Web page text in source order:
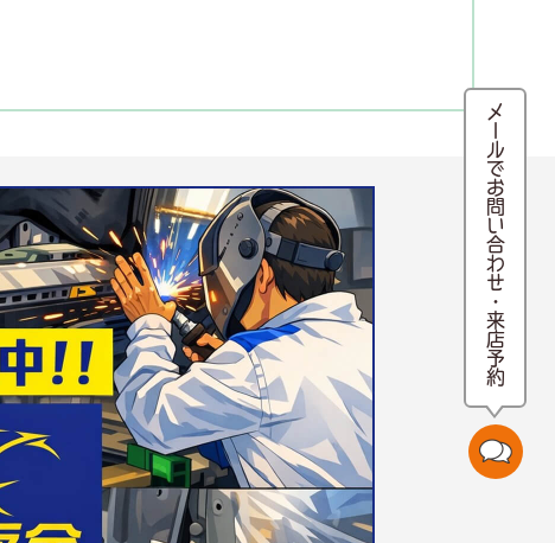
メールでお問い合わせ・来店予約